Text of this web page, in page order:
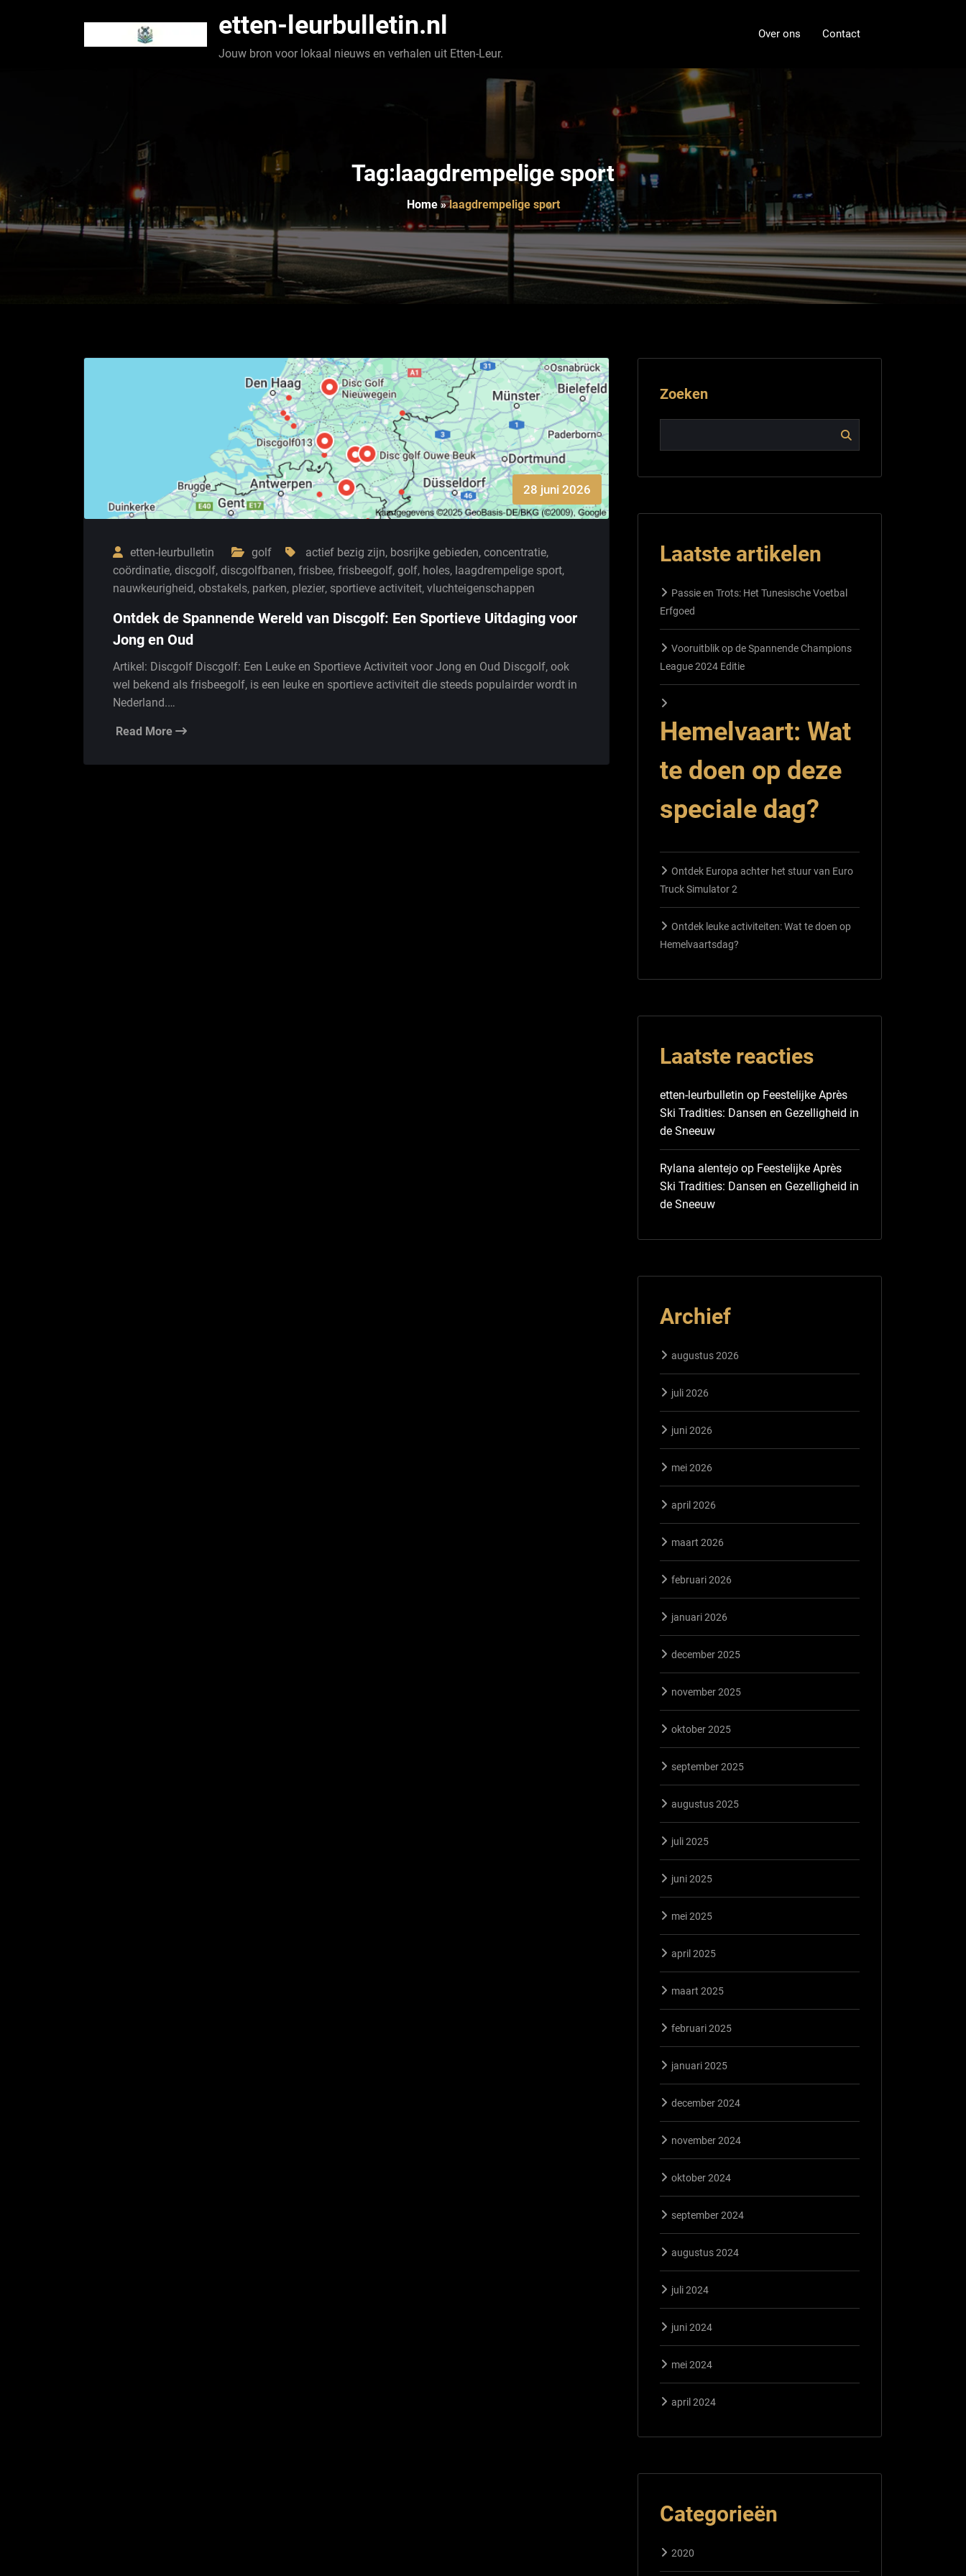
etten-leurbulletin.nl
Jouw bron voor lokaal nieuws en verhalen uit Etten-Leur.
Over ons Contact
Tag:laagdrempelige sport
Home»laagdrempelige sport
28 juni 2026
etten-leurbulletin golf actief bezig zijn, bosrijke gebieden, concentratie,
coördinatie, discgolf, discgolfbanen, frisbee, frisbeegolf, golf, holes, laagdrempelige sport,
nauwkeurigheid, obstakels, parken, plezier, sportieve activiteit, vluchteigenschappen
Ontdek de Spannende Wereld van Discgolf: Een Sportieve Uitdaging voor
Jong en Oud
Artikel: Discgolf Discgolf: Een Leuke en Sportieve Activiteit voor Jong en Oud Discgolf, ook
wel bekend als frisbeegolf, is een leuke en sportieve activiteit die steeds populairder wordt in
Nederland.…
Read More
Zoeken
Laatste artikelen
Passie en Trots: Het Tunesische Voetbal
Erfgoed
Vooruitblik op de Spannende Champions
League 2024 Editie
Hemelvaart: Wat
te doen op deze
speciale dag?
Ontdek Europa achter het stuur van Euro
Truck Simulator 2
Ontdek leuke activiteiten: Wat te doen op
Hemelvaartsdag?
Laatste reacties
etten-leurbulletin op Feestelijke Après
Ski Tradities: Dansen en Gezelligheid in
de Sneeuw
Rylana alentejo op Feestelijke Après
Ski Tradities: Dansen en Gezelligheid in
de Sneeuw
Archief
augustus 2026
juli 2026
juni 2026
mei 2026
april 2026
maart 2026
februari 2026
januari 2026
december 2025
november 2025
oktober 2025
september 2025
augustus 2025
juli 2025
juni 2025
mei 2025
april 2025
maart 2025
februari 2025
januari 2025
december 2024
november 2024
oktober 2024
september 2024
augustus 2024
juli 2024
juni 2024
mei 2024
april 2024
Categorieën
2020